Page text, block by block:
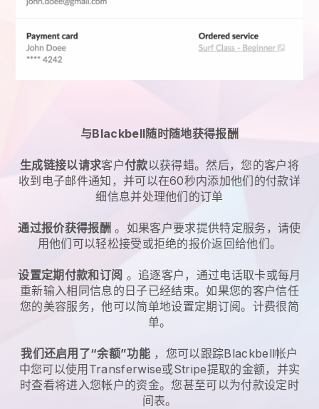
与Blackbell随时随地获得报酬
生成链接以请求客户付款以获得蜡。然后，您的客户将
收到电子邮件通知，并可以在60秒内添加他们的付款详
细信息并处理他们的订单
通过报价获得报酬 。如果客户要求提供特定服务，请使
用他们可以轻松接受或拒绝的报价返回给他们。
设置定期付款和订阅 。追逐客户，通过电话取卡或每月
重新输入相同信息的日子已经结束。如果您的客户信任
您的美容服务，他可以简单地设置定期订阅。计费很简
单。
我们还启用了“余额”功能 ，您可以跟踪Blackbell帐户
中您可以使用Transferwise或Stripe提取的金额，并实
时查看将进入您帐户的资金。您甚至可以为付款设定时
间表。